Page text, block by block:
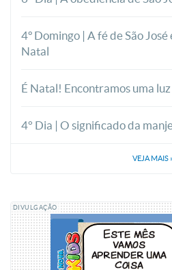
4º Domingo | A fé de São
Natal
É Natal! Encontramos uma luz
4° Dia | O significado da
VEJA MAIS
DIVULGAÇÃO